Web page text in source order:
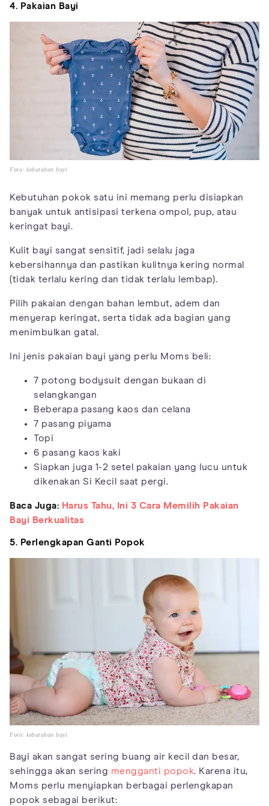
4. Pakaian Bayi
Foto: kebutuhan bayi
Kebutuhan pokok satu ini memang perlu disiapkan
banyak untuk antisipasi terkena ompol, pup, atau
keringat bayi.
Kulit bayi sangat sensitif, jadi selalu jaga
kebersihannya dan pastikan kulitnya kering normal
(tidak terlalu kering dan tidak terlalu lembap).
Pilih pakaian dengan bahan lembut, adem dan
menyerap keringat, serta tidak ada bagian yang
menimbulkan gatal.
Ini jenis pakaian bayi yang perlu Moms beli:
7 potong bodysuit dengan bukaan di
selangkangan
Beberapa pasang kaos dan celana
7 pasang piyama
Topi
6 pasang kaos kaki
Siapkan juga 1-2 setel pakaian yang lucu untuk
dikenakan Si Kecil saat pergi.
Baca Juga: Harus Tahu, Ini 3 Cara Memilih Pakaian
Bayi Berkualitas
5. Perlengkapan Ganti Popok
Foto: kebutuhan bayi
Bayi akan sangat sering buang air kecil dan besar,
sehingga akan sering mengganti popok. Karena itu,
Moms perlu menyiapkan berbagai perlengkapan
popok sebagai berikut: